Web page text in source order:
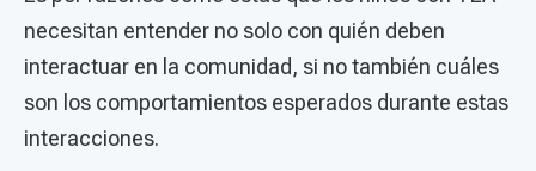
necesitan entender no solo con quién deben
interactuar en la comunidad, si no también cuáles
son los comportamientos esperados durante estas
interacciones.